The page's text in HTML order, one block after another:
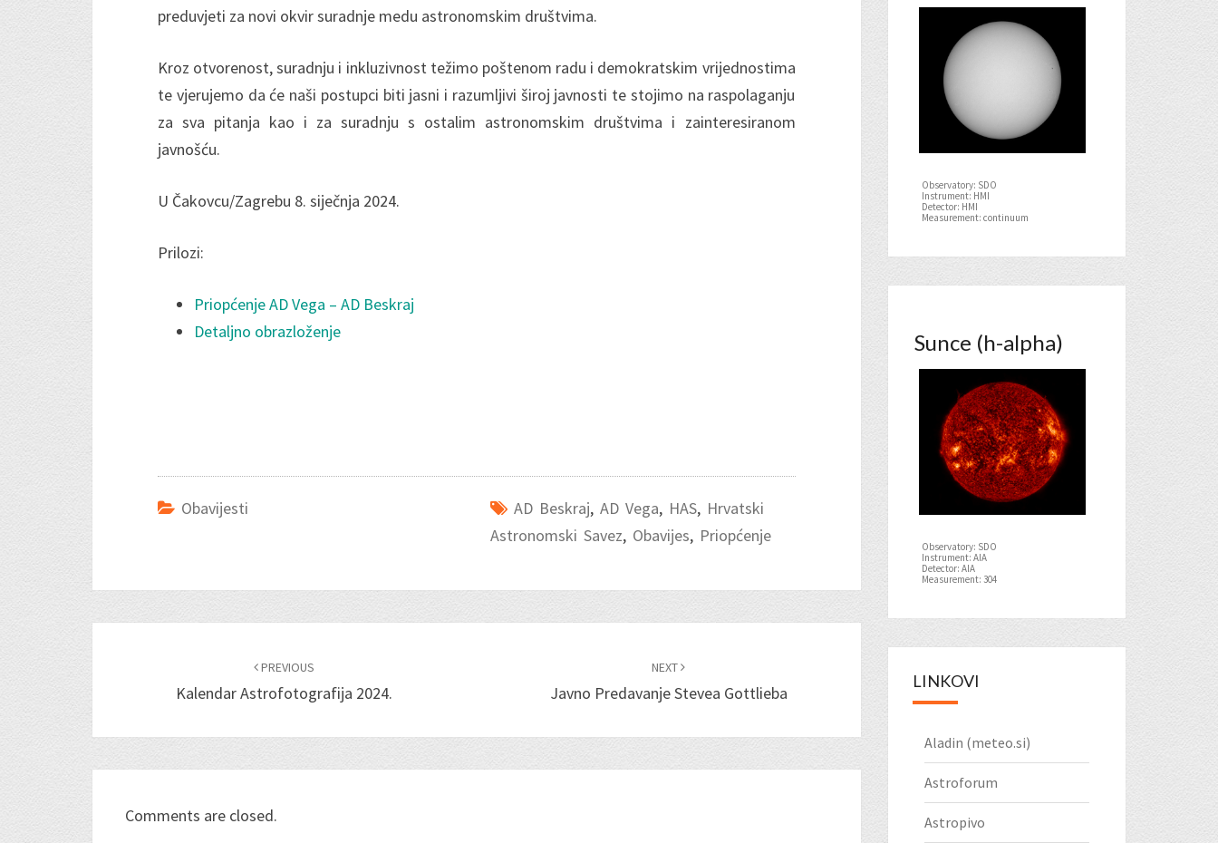
preduvjeti za novi okvir suradnje medu astronomskim društvima.
Kroz otvorenost, suradnju i inkluzivnost težimo poštenom radu i demokratskim vrijednostima
te vjerujemo da će naši postupci biti jasni i razumljivi široj javnosti te stojimo na raspolaganju
za sva pitanja kao i za suradnju s ostalim astronomskim društvima i zainteresiranom
javnošću.
U Čakovcu/Zagrebu 8. siječnja 2024.
Prilozi:
Priopćenje AD Vega – AD Beskraj
Detaljno obrazloženje
Obavijesti AD Beskraj, AD Vega, HAS, Hrvatski
Astronomski Savez, Obavijes, Priopćenje
PREVIOUS
Kalendar Astrofotografija 2024.
NEXT
Javno Predavanje Stevea Gottlieba
Comments are closed.
Observatory: SDO
Instrument: HMI
Detector: HMI
Measurement: continuum
Sunce (h-alpha)
Observatory: SDO
Instrument: AIA
Detector: AIA
Measurement: 304
LINKOVI
Aladin (meteo.si)
Astroforum
Astropivo